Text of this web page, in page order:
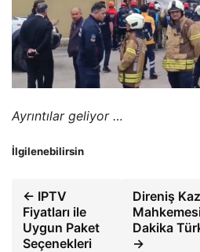
Ayrıntılar geliyor …
İlgilenebilirsin
← IPTV
Fiyatları ile
Uygun Paket
Seçenekleri
Direniş
Dakika
→